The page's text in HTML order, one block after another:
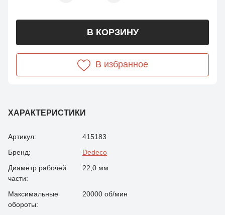
ХАРАКТЕРИСТИКИ
Артикул:
415183
Бренд:
Dedeco
Диаметр рабочей
части:
22,0 мм
Максимальные
обороты:
20000 об/мин
В КОРЗИНУ
В избранное